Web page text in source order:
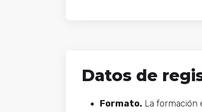
Datos de
Formato.La formación